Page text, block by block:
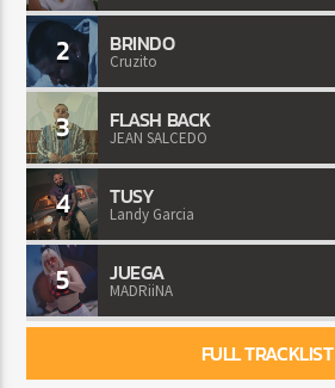
2 BRINDO
Cruzito
3 FLASH BACK
JEAN SALCEDO
4 TUSY
Landy Garcia
5 JUEGA
MADRiiNA
FULL TRACKLIST